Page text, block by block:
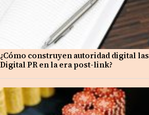
¿Cómo construyen autoridad digital
Digital PR en la era post-link?